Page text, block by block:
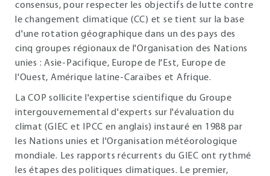
consensus, pour respecter les objectifs de lutte contre
le changement climatique (CC) et se tient sur la base
d'une rotation géographique dans un des pays des
cinq groupes régionaux de l'Organisation des Nations
unies : Asie-Pacifique, Europe de l'Est, Europe de
l'Ouest, Amérique latine-Caraïbes et Afrique.
La COP sollicite l'expertise scientifique du Groupe
intergouvernemental d'experts sur l'évaluation du
climat (GIEC et IPCC en anglais) instauré en 1988 par
les Nations unies et l'Organisation météorologique
mondiale. Les rapports récurrents du GIEC ont rythmé
les étapes des politiques climatiques. Le premier,